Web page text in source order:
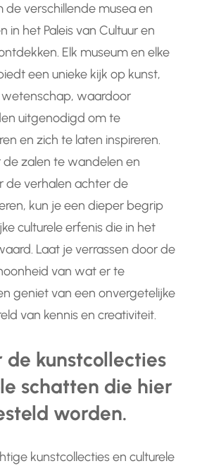
de verschillende musea en
in het Paleis van Cultuur en
Elk museum en elke
een unieke kijk op kunst,
waardoor
uitgenodigd om te
en zich te laten inspireren.
de zalen te wandelen en
de verhalen achter de
kun je een dieper begrip
culturele erfenis die in het
Laat je verrassen door de
van wat er te
geniet van een onvergetelijke
van kennis en creativiteit.
de kunstcollecties
schatten die hier
worden.
kunstcollecties en culturele